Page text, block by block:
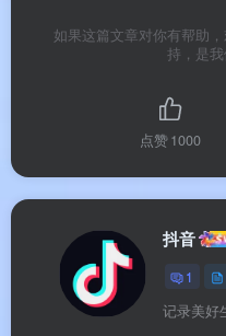
AI赋能内容创作
轻松生成高质量内容
健康守护机制：
模式，守护全年龄
软件功能
⚙️ 软件功能
如果这篇文章对你有帮助
持，是我
点赞1000
抖音
1
记录美好